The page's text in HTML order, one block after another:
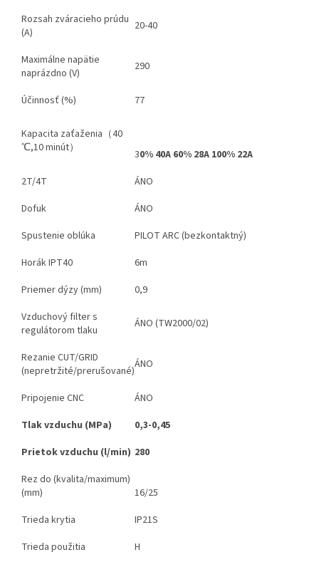
Rozsah zváracieho prúdu
(A)
20-40
Maximálne napätie
naprázdno (V)
290
Účinnosť (%) 77
Kapacita zaťaženia（40
℃,10 minút）
30% 40A 60% 28A 100% 22A
2T/4T
ÁNO
Dofuk
ÁNO
Spustenie oblúka
PILOT ARC (bezkontaktný)
Horák IPT40
6m
Priemer dýzy (mm)
0,9
Vzduchový filter s
regulátorom tlaku
ÁNO (TW2000/02)
Rezanie CUT/GRID
(nepretržité/prerušované)ÁNO
Pripojenie CNC
ÁNO
Tlak vzduchu (MPa)
0,3-0,45
Prietok vzduchu (l/min) 280
Rez do (kvalita/maximum)
(mm)
16/25
Trieda krytia
IP21S
Trieda použitia
H